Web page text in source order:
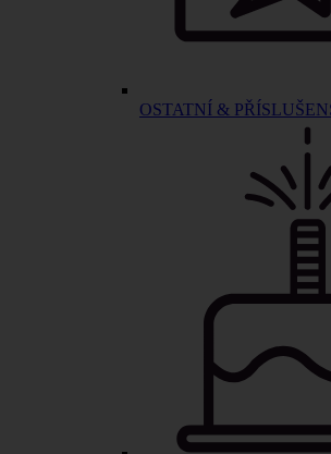
OSTATNÍ &